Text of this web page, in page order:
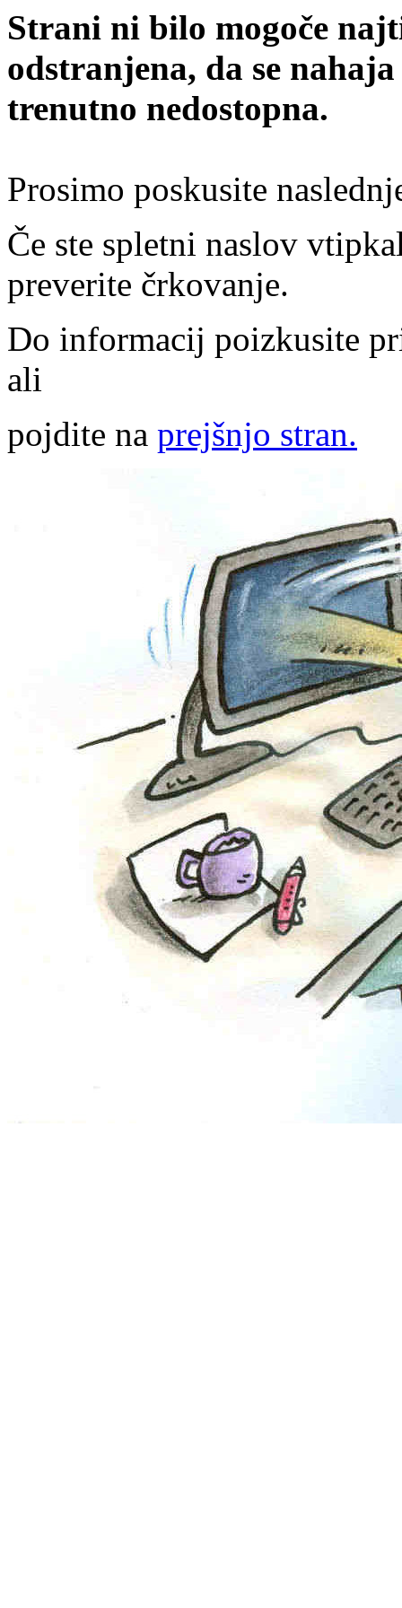
Strani ni bilo mogoče
odstranjena, da se
trenutno nedostopna.
Prosimo poskusite
Če ste spletni naslov
preverite črkovanje.
Do informacij poizkusite
ali
pojdite na prejšnjo stran.